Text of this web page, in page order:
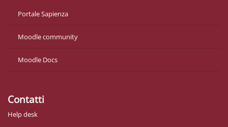
Portale Sapienza
Moodle community
Moodle Docs
Contatti
Help desk